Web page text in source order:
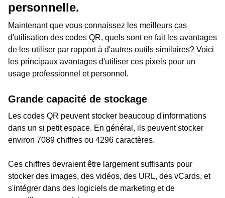
personnelle.
Maintenant que vous connaissez les meilleurs cas
d'utilisation des codes QR, quels sont en fait les avantages
de les utiliser par rapport à d'autres outils similaires? Voici
les principaux avantages d'utiliser ces pixels pour un
usage professionnel et personnel.
Grande capacité de stockage
Les codes QR peuvent stocker beaucoup d'informations
dans un si petit espace. En général, ils peuvent stocker
environ 7089 chiffres ou 4296 caractères.
Ces chiffres devraient être largement suffisants pour
stocker des images, des vidéos, des URL, des vCards, et
s'intégrer dans des logiciels de marketing et de